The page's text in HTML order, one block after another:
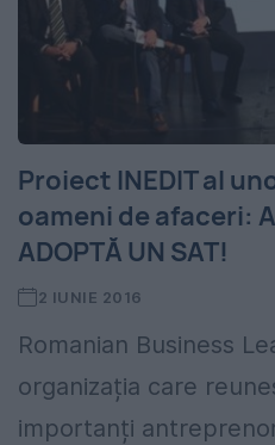
Proiect INEDIT al
oameni de afaceri:
ADOPTĂ UN SAT!
2 IUNIE 2016
Romanian Business
organizația care
importanți